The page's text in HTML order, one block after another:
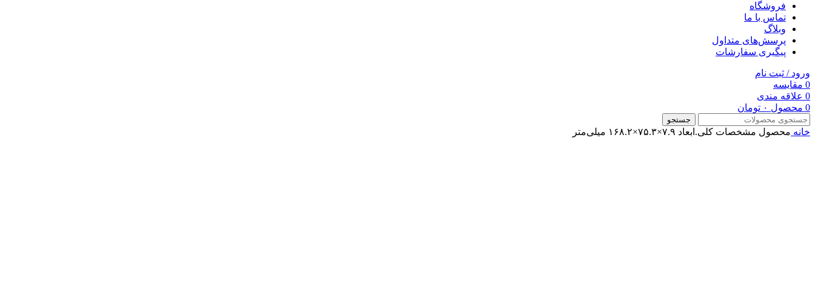
فروشگاه
تماس با ما
وبلاگ
پرسش‌های متداول
پیگیری سفارشات
ورود / ثبت نام
0 مقایسه
0 علاقه مندی
0 محصول ۰ تومان
جستجو
خانه محصول مشخصات کلی.ابعاد ۷.۹×۷۵.۳×۱۶۸.۲ میلی‌متر